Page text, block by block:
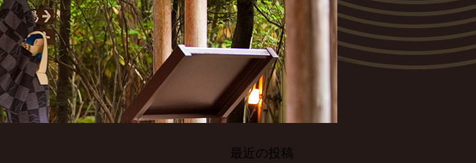
最近の投稿